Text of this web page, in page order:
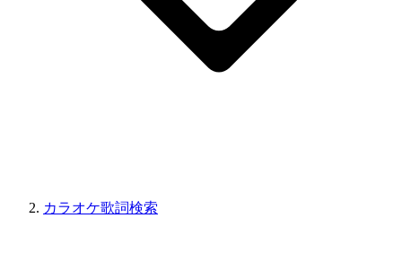
カラオケ歌詞検索